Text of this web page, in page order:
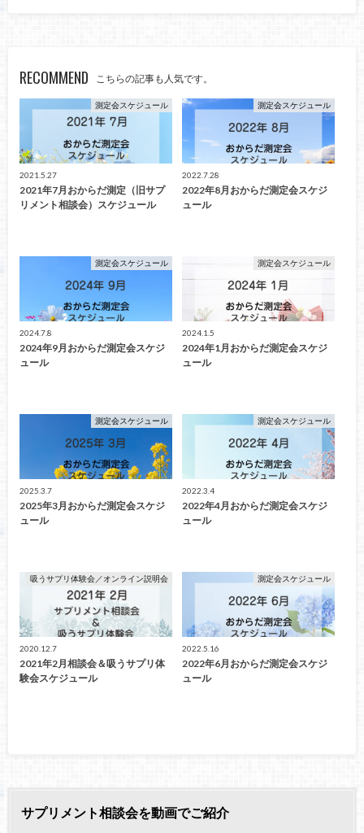
RECOMMEND こちらの記事も人気です。
測定会スケジュール
2021.5.27
2021年7月おからだ測定（旧サプ
リメント相談会）スケジュール
測定会スケジュール
2022.7.28
2022年8月おからだ測定会スケジ
ュール
測定会スケジュール
2024.7.8
2024年9月おからだ測定会スケジ
ュール
測定会スケジュール
2024.1.5
2024年1月おからだ測定会スケジ
ュール
測定会スケジュール
2025.3.7
2025年3月おからだ測定会スケジ
ュール
測定会スケジュール
2022.3.4
2022年4月おからだ測定会スケジ
ュール
吸うサプリ体験会／オンライン説明会
2020.12.7
2021年2月相談会＆吸うサプリ体
験会スケジュール
測定会スケジュール
2022.5.16
2022年6月おからだ測定会スケジ
ュール
サプリメント相談会を動画でご紹介